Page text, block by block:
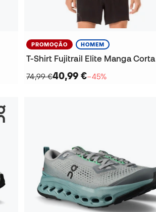
PROMOÇÃO HOMEM
T-Shirt Fujitrail Elite Manga Corta
74,99 €40,99 €−45%